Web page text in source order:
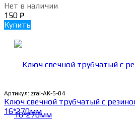
Нет в наличии
150 ₽
Купить
Артикул: zral-AK-S-04
Ключ свечной трубчатый с
16*270мм